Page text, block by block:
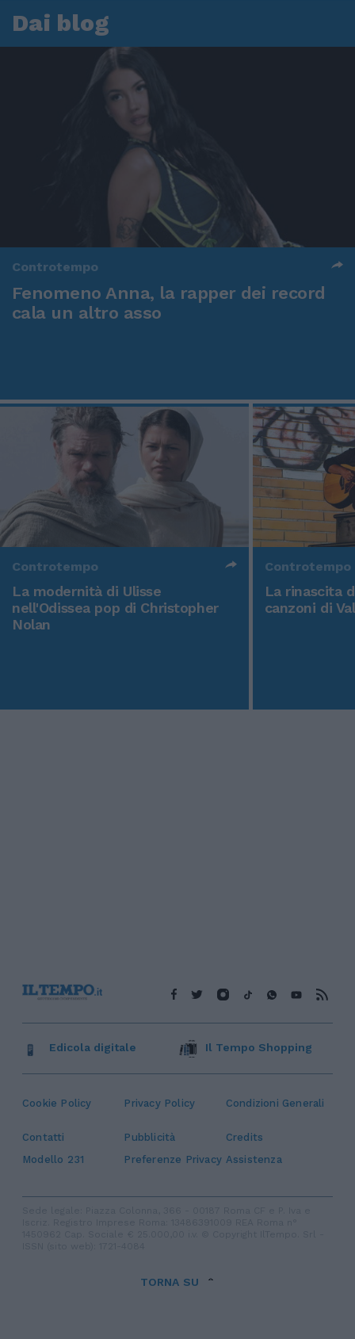
Dai blog
Controtempo
Fenomeno Anna, la rapper dei record
cala un altro asso
Controtempo
La modernità di Ulisse
nell'Odissea pop di Christopher
Nolan
Controtempo
La rinascita
canzoni di
Cookie Policy Privacy Policy Condizioni Generali
Contatti Pubblicità
Credits
Modello 231
Preferenze Privacy Assistenza
Edicola digitale Il Tempo Shopping
TORNA SU